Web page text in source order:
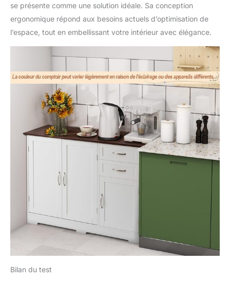
se présente comme une solution idéale. Sa conception
ergonomique répond aux besoins actuels d’optimisation de
l’espace, tout en embellissant votre intérieur avec élégance.
Bilan du test